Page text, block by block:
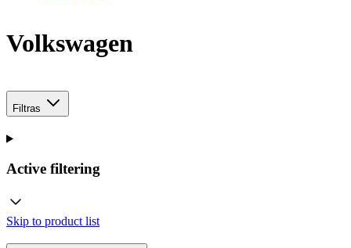
Volkswagen
Filtras
Active filtering
Skip to product list